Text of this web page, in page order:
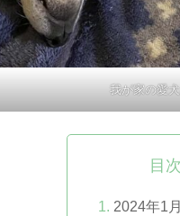
我が家の愛
目次
2024年1